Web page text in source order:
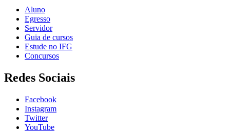
Aluno
Egresso
Servidor
Guia de cursos
Estude no IFG
Concursos
Redes Sociais
Facebook
Instagram
Twitter
YouTube